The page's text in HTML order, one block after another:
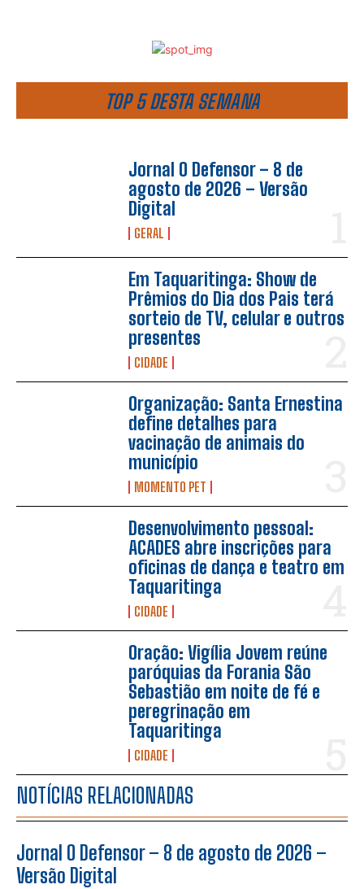
TOP 5 DESTA SEMANA
Jornal O Defensor – 8 de
agosto de 2026 – Versão
Digital
GERAL
Em Taquaritinga: Show de
Prêmios do Dia dos Pais terá
sorteio de TV, celular e outros
presentes
CIDADE
Organização: Santa Ernestina
define detalhes para
vacinação de animais do
município
MOMENTO PET
Desenvolvimento pessoal:
ACADES abre inscrições para
oficinas de dança e teatro em
Taquaritinga
CIDADE
Oração: Vigília Jovem reúne
paróquias da Forania São
Sebastião em noite de fé e
peregrinação em
Taquaritinga
CIDADE
NOTÍCIAS RELACIONADAS
Jornal O Defensor – 8 de agosto de 2026 –
Versão Digital